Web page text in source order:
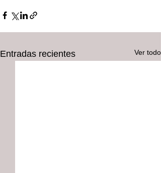
Entradas recientes Ver todo